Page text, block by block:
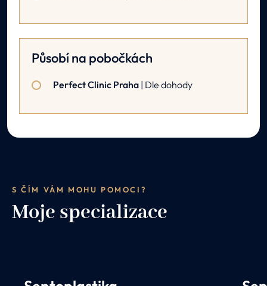
Působí na pobočkách
Perfect Clinic Praha | Dle dohody
S ČÍM VÁM MOHU POMOCI?
Moje specializace